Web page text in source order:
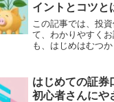
イントとコツと
この記事では、投
て、わかりやすく
も、はじめはむつ
投資信託について
投資信託は、たく
はじめての証券
初心者さんにや